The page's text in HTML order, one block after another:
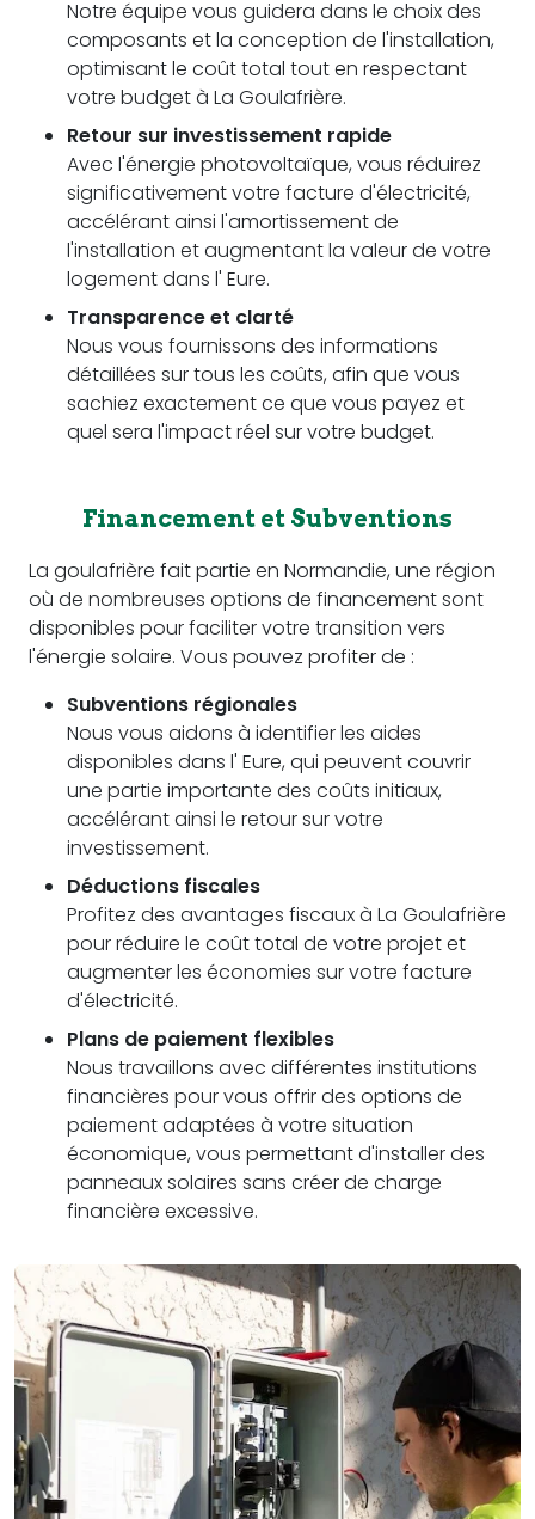
Notre équipe vous guidera dans le choix des
composants et la conception de l'installation,
optimisant le coût total tout en respectant
votre budget à La Goulafrière.
Retour sur investissement rapide
Avec l'énergie photovoltaïque, vous réduirez
significativement votre facture d'électricité,
accélérant ainsi l'amortissement de
l'installation et augmentant la valeur de votre
logement dans l' Eure.
Transparence et clarté
Nous vous fournissons des informations
détaillées sur tous les coûts, afin que vous
sachiez exactement ce que vous payez et
quel sera l'impact réel sur votre budget.
Financement et Subventions
La goulafrière fait partie en Normandie, une région
où de nombreuses options de financement sont
disponibles pour faciliter votre transition vers
l'énergie solaire. Vous pouvez profiter de :
Subventions régionales
Nous vous aidons à identifier les aides
disponibles dans l' Eure, qui peuvent couvrir
une partie importante des coûts initiaux,
accélérant ainsi le retour sur votre
investissement.
Déductions fiscales
Profitez des avantages fiscaux à La Goulafrière
pour réduire le coût total de votre projet et
augmenter les économies sur votre facture
d'électricité.
Plans de paiement flexibles
Nous travaillons avec différentes institutions
financières pour vous offrir des options de
paiement adaptées à votre situation
économique, vous permettant d'installer des
panneaux solaires sans créer de charge
financière excessive.